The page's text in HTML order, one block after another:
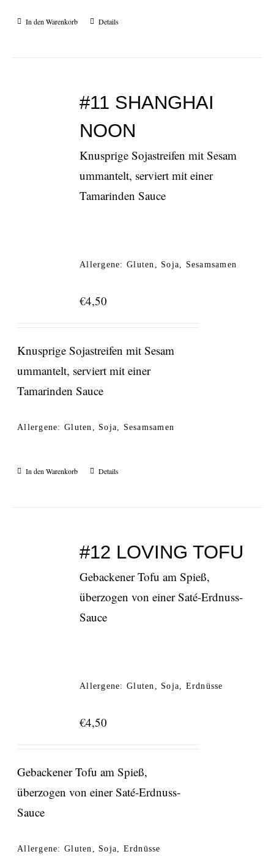
In den Warenkorb Details
#11 SHANGHAI
NOON
Knusprige Sojastreifen mit Sesam
ummantelt, serviert mit einer
Tamarinden Sauce
Allergene: Gluten, Soja, Sesamsamen
€4,50
Knusprige Sojastreifen mit Sesam
ummantelt, serviert mit einer
Tamarinden Sauce
Allergene: Gluten, Soja, Sesamsamen
In den Warenkorb Details
#12 LOVING TOFU
Gebackener Tofu am Spieß,
überzogen von einer Saté-Erdnuss-
Sauce
Allergene: Gluten, Soja, Erdnüsse
€4,50
Gebackener Tofu am Spieß,
überzogen von einer Saté-Erdnuss-
Sauce
Allergene: Gluten, Soja, Erdnüsse